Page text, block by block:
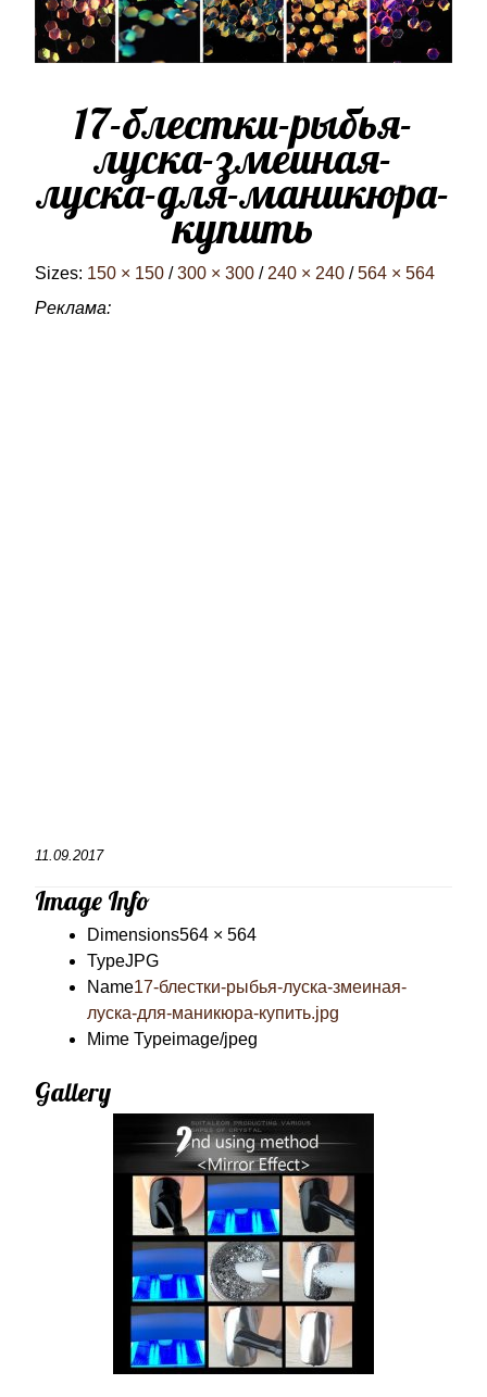
17-блестки-рыбья-
луска-змеиная-
луска-для-маникюра-
купить
Sizes: 150 × 150 / 300 × 300 / 240 × 240 / 564 × 564
Реклама:
11.09.2017
Image Info
Dimensions564 × 564
TypeJPG
Name17-блестки-рыбья-луска-змеиная-
луска-для-маникюра-купить.jpg
Mime Typeimage/jpeg
Gallery